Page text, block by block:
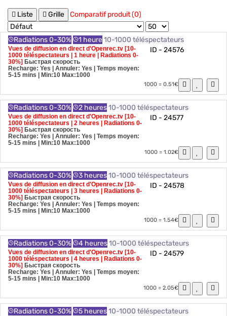
Liste Grille Comparatif produit (0)
Radiations 0-30% 1 heure10-1000 téléspectateurs
Vues de diffusion en direct d'Openrec.tv [10-
1000 téléspectateurs | 1 heure | Radiations 0-
30%] Быстрая скорость
Recharge: Yes | Annuler: Yes | Temps moyen:
5-15 mins
| Min:10 Max:1000
ID - 24576
1000 = 0.51€
Radiations 0-30% 2 heures10-1000 téléspectateurs
Vues de diffusion en direct d'Openrec.tv [10-
1000 téléspectateurs | 2 heures | Radiations 0-
30%] Быстрая скорость
Recharge: Yes | Annuler: Yes | Temps moyen:
5-15 mins
| Min:10 Max:1000
ID - 24577
1000 = 1.02€
Radiations 0-30% 3 heures10-1000 téléspectateurs
Vues de diffusion en direct d'Openrec.tv [10-
1000 téléspectateurs | 3 heures | Radiations 0-
30%] Быстрая скорость
Recharge: Yes | Annuler: Yes | Temps moyen:
5-15 mins
| Min:10 Max:1000
ID - 24578
1000 = 1.54€
Radiations 0-30% 4 heures10-1000 téléspectateurs
Vues de diffusion en direct d'Openrec.tv [10-
1000 téléspectateurs | 4 heures | Radiations 0-
30%] Быстрая скорость
Recharge: Yes | Annuler: Yes | Temps moyen:
5-15 mins
| Min:10 Max:1000
ID - 24579
1000 = 2.05€
Radiations 0-30% 5 heures10-1000 téléspectateurs